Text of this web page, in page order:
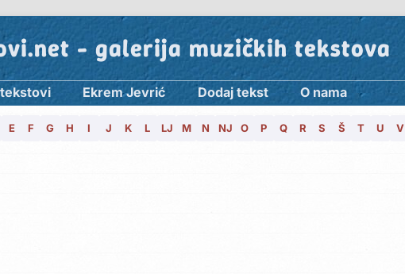
- galerija muzičkih tekstova
Ekrem Jevrić Dodaj tekst O nama
E F G H I J K L LJ M N NJ O P Q R S Š T U V